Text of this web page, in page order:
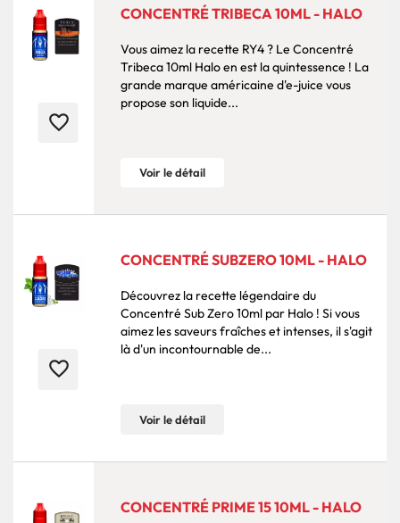
favorite_border
CONCENTRÉ TRIBECA 10ML - HALO
Vous aimez la recette RY4 ? Le Concentré
Tribeca 10ml Halo en est la quintessence ! La
grande marque américaine d'e-juice vous
propose son liquide...
Voir le détail
favorite_border
CONCENTRÉ SUBZERO 10ML - HALO
Découvrez la recette légendaire du
Concentré Sub Zero 10ml par Halo ! Si vous
aimez les saveurs fraîches et intenses, il s'agit
là d'un incontournable de...
Voir le détail
CONCENTRÉ PRIME 15 10ML - HALO